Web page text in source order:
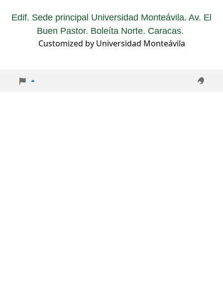
Edif. Sede principal Universidad Monteávila. Av. El
Buen Pastor. Boleíta Norte. Caracas.
Customized by Universidad Monteávila